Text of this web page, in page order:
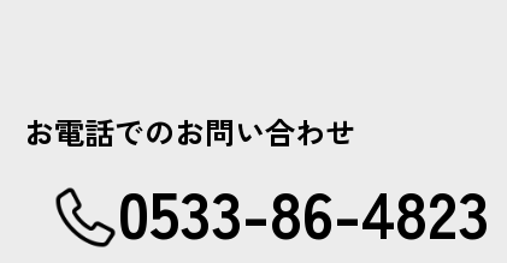
お電話でのお問い合わせ
0533-86-4823